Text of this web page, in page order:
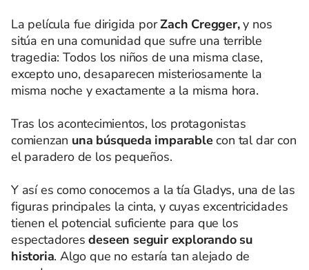
La película fue dirigida porZach Cregger,y nos
sitúa en una comunidad que sufre una terrible
tragedia: Todos los niños de una misma clase,
excepto uno, desaparecen misteriosamente la
misma noche y exactamente a la misma hora.
Tras los acontecimientos, los protagonistas
comienzan una búsqueda imparablecon tal dar con
el paradero de los pequeños.
Y así es como conocemos a la tía Gladys, una de las
figuras principales la cinta, y cuyas excentricidades
tienen el potencial suficiente para que los
espectadoresdeseen seguir explorando su
historia. Algo que no estaría tan alejado de